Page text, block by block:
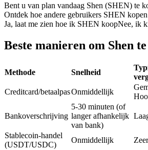
USDC-futures
Bent u van plan vandaag Shen (SHEN) te
Ontdek hoe andere gebruikers SHEN
Ja, laat me zien hoe ik SHEN koopNee, ik
Beste manieren om Shen
Methode Snelheid
Creditcard/betaalpasOnmiddellijk
Bankoverschrijving
5-30 minuten (of
langer afhankelijk
van bank)
Stablecoin-handel
(USDT/USDC)
Onmiddellijk